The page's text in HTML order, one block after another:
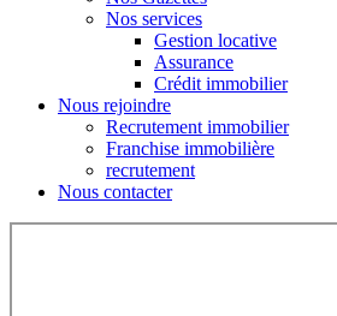
Nos services
Gestion locative
Assurance
Crédit immobilier
Nous rejoindre
Recrutement immobilier
Franchise immobilière
recrutement
Nous contacter